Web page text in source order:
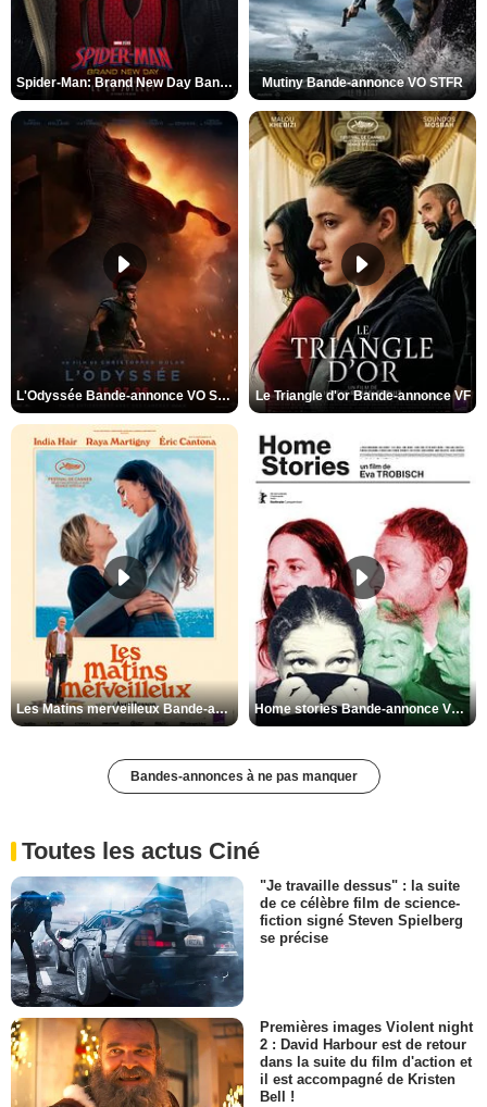
Spider-Man: Brand New Day Bande-annonce VO STFR Mutiny Bande-annonce VO STFR
L'Odyssée Bande-annonce VO STFR Le Triangle d'or Bande-annonce VF
Les Matins merveilleux Bande-annonce VF Home stories Bande-annonce VO STFR
Bandes-annonces à ne pas manquer
Toutes les actus Ciné
"Je travaille dessus" : la suite
de ce célèbre film de science-
fiction signé Steven Spielberg
se précise
Premières images Violent night
2 : David Harbour est de retour
dans la suite du film d'action et
il est accompagné de Kristen
Bell !